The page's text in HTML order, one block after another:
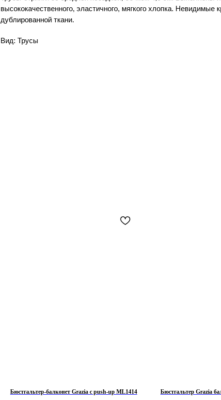
высококачественного, эластичного, мягкого хлопка. Невидимые
дублированной ткани.
Вид: Трусы
Бюстгальтер-балконет Grazia с push-up ML1414 Бюстгальтер Grazia